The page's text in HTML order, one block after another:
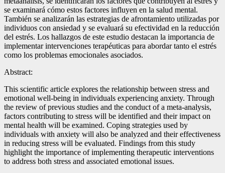
se examinará cómo estos factores influyen en la salud mental.
También se analizarán las estrategias de afrontamiento utilizadas por
individuos con ansiedad y se evaluará su efectividad en la reducción
del estrés. Los hallazgos de este estudio destacan la importancia de
implementar intervenciones terapéuticas para abordar tanto el estrés
como los problemas emocionales asociados.
Abstract:
This scientific article explores the relationship between stress and
emotional well-being in individuals experiencing anxiety. Through
the review of previous studies and the conduct of a meta-analysis,
factors contributing to stress will be identified and their impact on
mental health will be examined. Coping strategies used by
individuals with anxiety will also be analyzed and their effectiveness
in reducing stress will be evaluated. Findings from this study
highlight the importance of implementing therapeutic interventions
to address both stress and associated emotional issues.